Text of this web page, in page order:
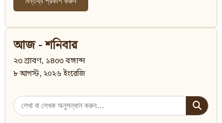
আজ - শনিবার
২৩ শ্রাবণ, ১৪৩৩ বঙ্গাব্দ
৮ আগস্ট, ২০২৬ ইংরেজি
Search
for: